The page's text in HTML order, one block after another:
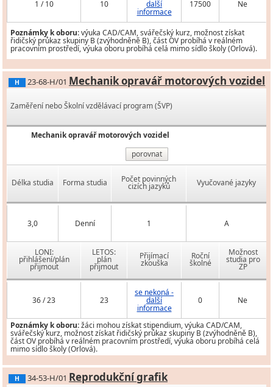
1 / 10 10 další
informace
17500 Ne
Poznámky k oboru:výuka CAD/CAM, svářečský kurz, možnost získat
řidičský průkaz skupiny B (zvýhodněně B), část OV probíhá v reálném
pracovním prostředí, výuka oboru probíhá celá mimo sídlo školy (Orlová).
H 23-68-H/01 Mechanik opravář motorových vozidel
Zaměření nebo Školní vzdělávací program (ŠVP)
Mechanik opravář motorových vozidel
porovnat
Délka studia Forma studia Počet povinných
cizích jazyků Vyučované jazyky
3,0 Denní 1 A
LONI:
přihlášení/plán
přijmout
LETOS:
plán
přijmout
Přijímací
zkouška
Roční
školné
Možnost
studia pro
ZP
36 / 23 23
se nekoná -
další
informace
0 Ne
Poznámky k oboru:žáci mohou získat stipendium, výuka CAD/CAM,
svářečský kurz, možnost získat řidičský průkaz skupiny B (zvýhodněně B),
část OV probíhá v reálném pracovním prostředí, výuka oboru probíhá celá
mimo sídlo školy (Orlová).
H 34-53-H/01 Reprodukční grafik